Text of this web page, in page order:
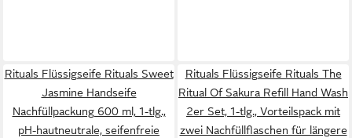
Rituals Flüssigseife Rituals Sweet
Jasmine Handseife
Nachfüllpackung 600 ml, 1-tlg.,
pH-hautneutrale, seifenfreie
Rituals Flüssigseife Rituals The
Ritual Of Sakura Refill Hand Wash
2er Set, 1-tlg., Vorteilspack mit
zwei Nachfüllflaschen für längere